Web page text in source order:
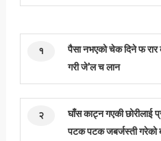
१
पैसा नभएको चेक दिने फ रार
गरी जे’ल च लान
२
घाँस काट्न गएकी
पटक पटक जबर्जस्ती गरेको